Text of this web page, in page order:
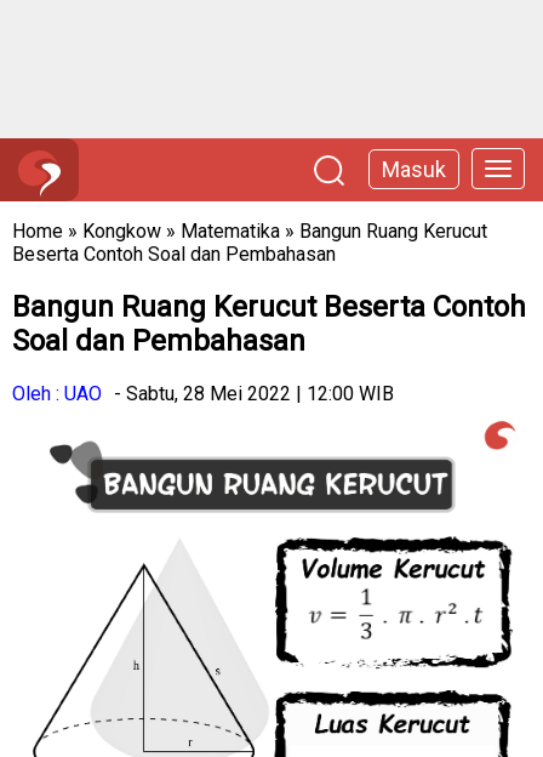
Masuk
Home » Kongkow » Matematika » Bangun Ruang Kerucut
Beserta Contoh Soal dan Pembahasan
Bangun Ruang Kerucut Beserta Contoh
Soal dan Pembahasan
Oleh : UAO - Sabtu, 28 Mei 2022 | 12:00 WIB